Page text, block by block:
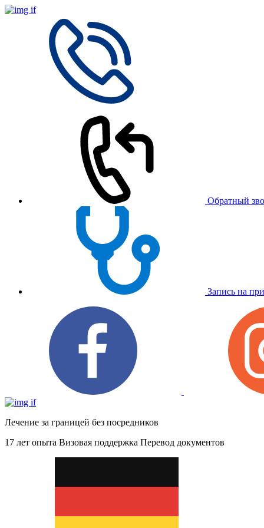
Обратный
Запись на
Лечение за границей без посредников
17 лет опыта Визовая поддержка Перевод документов